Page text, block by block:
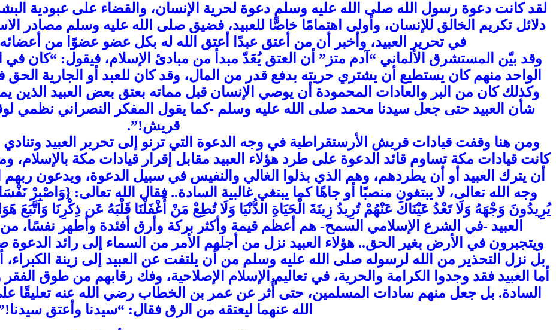
لقد كانت دعوة رسول الله صلى الله عليه وسلم دعوة لحرية الإنسان، والقضاء على عبودية
دلائل تكريم الخالق للإنسان، وأولى اهتمامًا خاصًّا للعبيد، فضيق صلى الله عليه وسلم مصادر
في تحرير العبيد، وأخبر أن من أعتق عبدًا أعتق الله له بكل عضو عضوًا من أعضائه
وقد بيّن المستشرق الألماني “آدم متز” أن العتق يُعَدّ مبدأ من مبادئ الإسلام، فيقول: “كان
الواحد منهم كان يستطيع أن يشتري حريته بدفع قدر من المال، وقد كان للعبد أو الجارية
وكذلك كان من البر والعادات المحمودة أن يوصي الإنسان قبل مماته بعتق بعض العبيد
شأن العبيد حتى جعل سيدنا محمد صلى الله عليه وسلم -كما يقول المفكر النصراني نظمي
قريش!”.
ومن هنا وقفت قيادات قريش الأرستقراطية في وجه الدعوة التي ترنو إلى تحرير العبيد وتنادي
كانت قيادات مكة تساوم قائد الدعوة على طرد هؤلاء العبيد مقابل إقرار قيادات مكة
أن يترك العبيد أو أن يطردهم، وهم الذي بذلوا الغالي والنفيس في سبيل الدعوة، ويدعون ربهم
وجه الله تعالى، لا يبتغون منصبًا أو جاهًا كما يبتغي غالبية السادة.. فقال الله تعالى: {وَاصْبِرْ
العبيد -في الشرع الإسلامي السمح- هم أعظم قيمة وأكثر بركة وأرق أفئدة وأطهر نفسًا، من
ويتجبرون في الأرض بغير الحق.. هؤلاء العبيد نزل من أجلهم الأمر من السماء إلى رائد
بل نزل التحذير من الله لرسوله صلى الله عليه وسلم من أن يلتفت عن العبيد إلى زينة الكبراء،
أما العبيد فقد وجدوا الكرامة والحرية، في تعاليم الإسلام الإصلاحية، وفك رقابهم من طوق
السادة. بل جعل منهم سادات المسلمين، حتى أُثر عن عمر بن الخطاب رضي الله عنه تعليقًا
الله عنهما ليعتقه من الرق فقال: “سيدنا وأعتق